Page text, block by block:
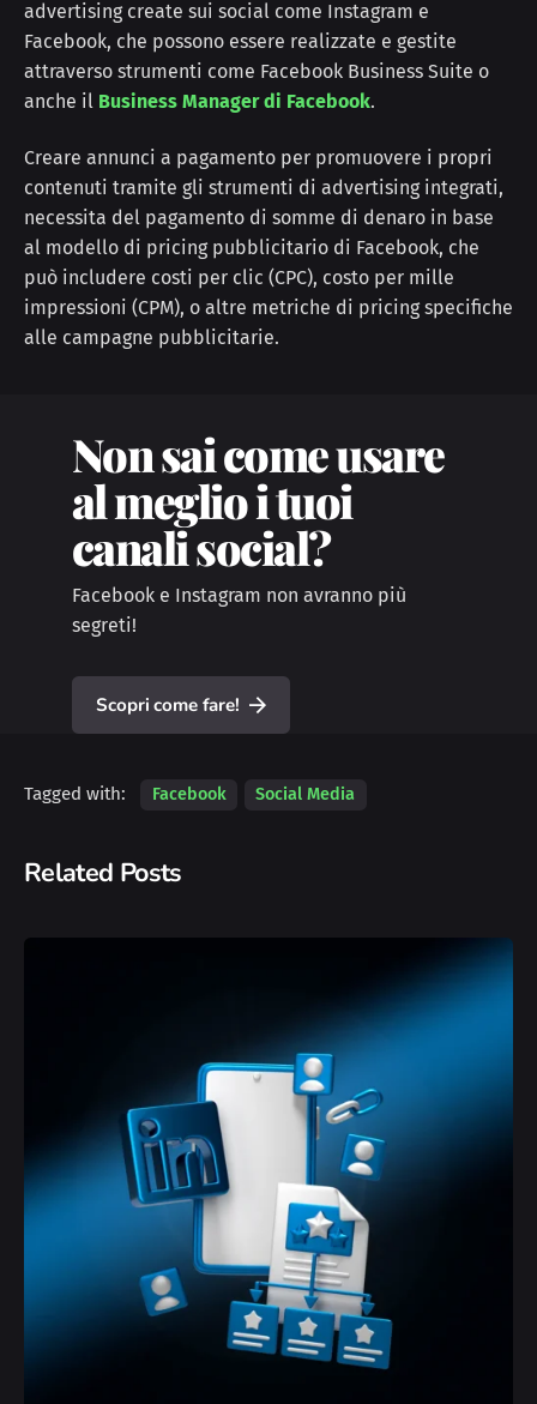
advertising create sui social come Instagram e
Facebook, che possono essere realizzate e gestite
attraverso strumenti come Facebook Business Suite o
anche il Business Manager di Facebook.
Creare annunci a pagamento per promuovere i propri
contenuti tramite gli strumenti di advertising integrati,
necessita del pagamento di somme di denaro in base
al modello di pricing pubblicitario di Facebook, che
può includere costi per clic (CPC), costo per mille
impressioni (CPM), o altre metriche di pricing specifiche
alle campagne pubblicitarie.
Non sai come usare
al meglio i tuoi
canali social?
Facebook e Instagram non avranno più
segreti!
Scopri come fare!
Tagged with: Facebook Social Media
Related Posts